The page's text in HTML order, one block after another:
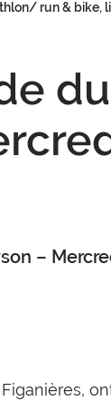
run & bike,
–